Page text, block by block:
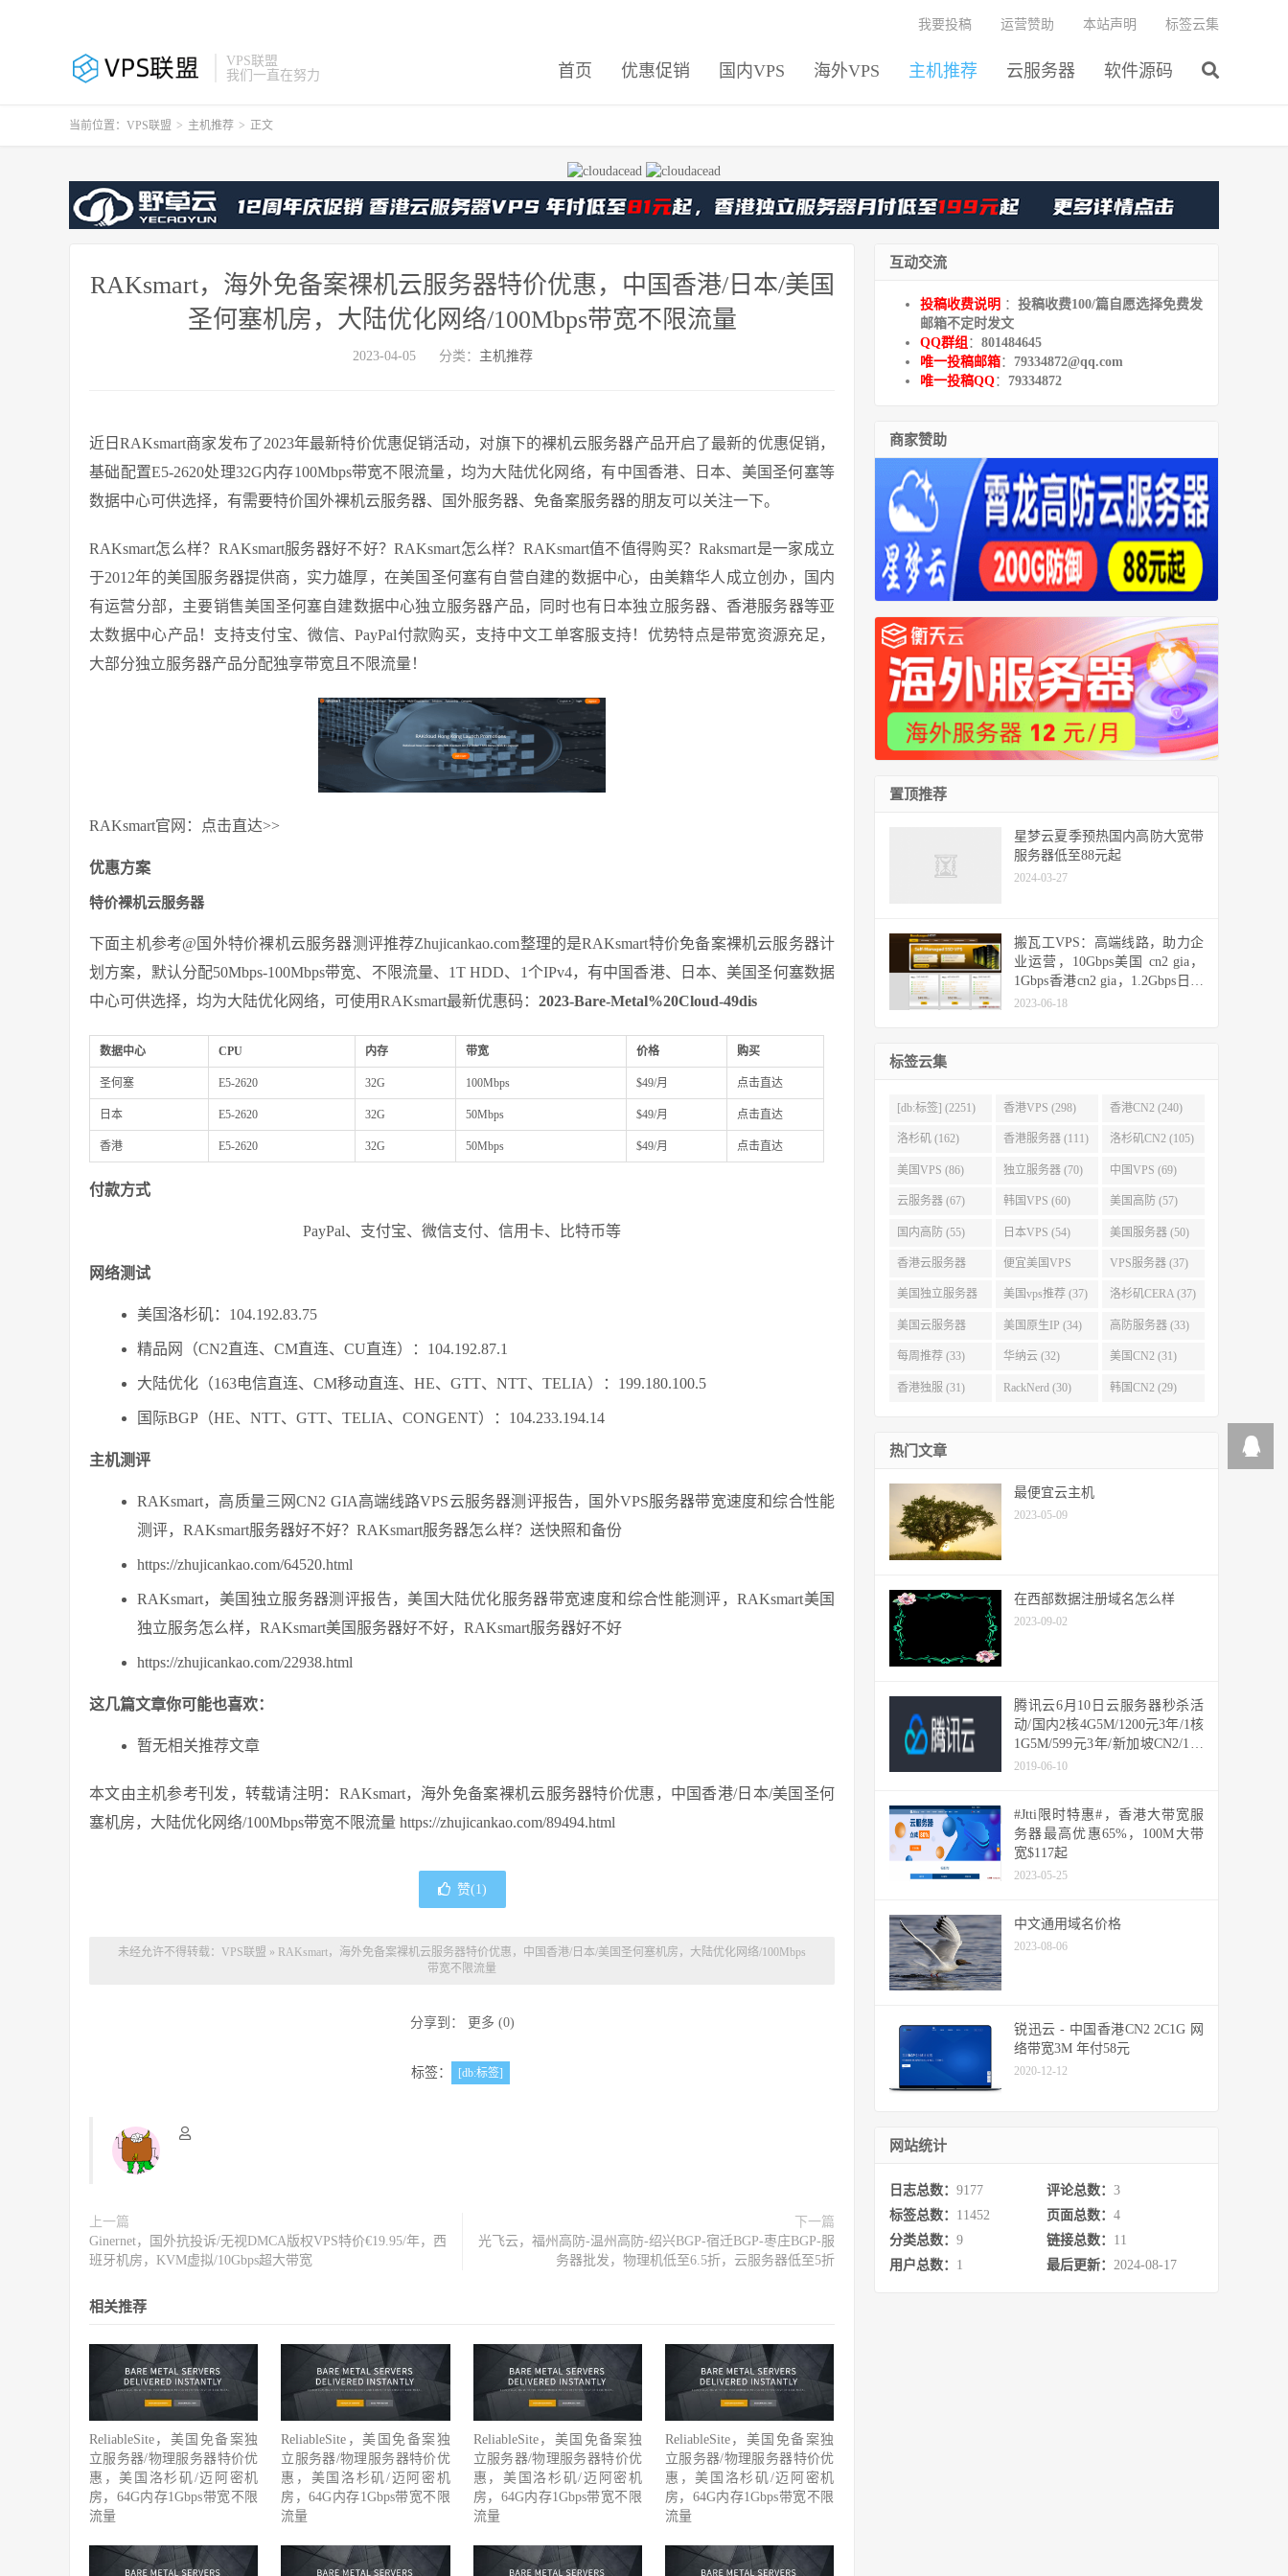
VPS联盟
我们一直在努力
首页 优惠促销 国内VPS 海外VPS 主机推荐 云服务器 软件源码
我要投稿 运营赞助 本站声明 标签云集
当前位置： VPS联盟 > 主机推荐 > 正文
RAKsmart，海外免备案裸机云服务器特价优惠，中国香港/日本/美国
圣何塞机房，大陆优化网络/100Mbps带宽不限流量
2023-04-05 分类： 主机推荐
近日RAKsmart商家发布了2023年最新特价优惠促销活动，对旗下的裸机云服务器产品开启了最新的优惠促销，
基础配置E5-2620处理32G内存100Mbps带宽不限流量，均为大陆优化网络，有中国香港、日本、美国圣何塞等
数据中心可供选择，有需要特价国外裸机云服务器、国外服务器、免备案服务器的朋友可以关注一下。
RAKsmart怎么样？RAKsmart服务器好不好？RAKsmart怎么样？RAKsmart值不值得购买？Raksmart是一家成立
于2012年的美国服务器提供商，实力雄厚，在美国圣何塞有自营自建的数据中心，由美籍华人成立创办，国内
有运营分部，主要销售美国圣何塞自建数据中心独立服务器产品，同时也有日本独立服务器、香港服务器等亚
太数据中心产品！支持支付宝、微信、PayPal付款购买，支持中文工单客服支持！优势特点是带宽资源充足，
大部分独立服务器产品分配独享带宽且不限流量！
RAKsmart官网：点击直达>>
优惠方案
特价裸机云服务器
下面主机参考@国外特价裸机云服务器测评推荐Zhujicankao.com整理的是RAKsmart特价免备案裸机云服务器计
划方案，默认分配50Mbps-100Mbps带宽、不限流量、1T HDD、1个IPv4，有中国香港、日本、美国圣何塞数据
中心可供选择，均为大陆优化网络，可使用RAKsmart最新优惠码： 2023-Bare-Metal%20Cloud-49dis
数据中心 CPU 内存 带宽 价格 购买
圣何塞 E5-2620 32G 100Mbps $49/月 点击直达
日本 E5-2620 32G 50Mbps $49/月 点击直达
香港 E5-2620 32G 50Mbps $49/月 点击直达
付款方式
PayPal、支付宝、微信支付、信用卡、比特币等
网络测试
美国洛杉矶：104.192.83.75
精品网（CN2直连、CM直连、CU直连）：104.192.87.1
大陆优化（163电信直连、CM移动直连、HE、GTT、NTT、TELIA）：199.180.100.5
国际BGP（HE、NTT、GTT、TELIA、CONGENT）：104.233.194.14
主机测评
RAKsmart，高质量三网CN2 GIA高端线路VPS云服务器测评报告，国外VPS服务器带宽速度和综合性能
测评，RAKsmart服务器好不好？RAKsmart服务器怎么样？送快照和备份
https://zhujicankao.com/64520.html
RAKsmart，美国独立服务器测评报告，美国大陆优化服务器带宽速度和综合性能测评，RAKsmart美国
独立服务怎么样，RAKsmart美国服务器好不好，RAKsmart服务器好不好
https://zhujicankao.com/22938.html
这几篇文章你可能也喜欢：
暂无相关推荐文章
本文由主机参考刊发，转载请注明：RAKsmart，海外免备案裸机云服务器特价优惠，中国香港/日本/美国圣何
塞机房，大陆优化网络/100Mbps带宽不限流量 https://zhujicankao.com/89494.html
赞(1 )
未经允许不得转载： VPS联盟 » RAKsmart，海外免备案裸机云服务器特价优惠，中国香港/日本/美国圣何塞机房，大陆优化网络/100Mbps
带宽不限流量
分享到： 更多 (0)
标签： [db:标签]
上一篇
Ginernet，国外抗投诉/无视DMCA版权VPS特价€19.95/年，西
班牙机房，KVM虚拟/10Gbps超大带宽
下一篇
光飞云，福州高防-温州高防-绍兴BGP-宿迁BGP-枣庄BGP-服
务器批发，物理机低至6.5折，云服务器低至5折
相关推荐
ReliableSite，美国免备案独
立服务器/物理服务器特价优
惠，美国洛杉矶/迈阿密机
房，64G内存1Gbps带宽不限
流量
ReliableSite，美国免备案独
立服务器/物理服务器特价优
惠，美国洛杉矶/迈阿密机
房，64G内存1Gbps带宽不限
流量
ReliableSite，美国免备案独
立服务器/物理服务器特价优
惠，美国洛杉矶/迈阿密机
房，64G内存1Gbps带宽不限
流量
ReliableSite，美国免备案独
立服务器/物理服务器特价优
惠，美国洛杉矶/迈阿密机
房，64G内存1Gbps带宽不限
流量
互动交流
投稿收费说明 ： 投稿收费100/篇自愿选择免费发
邮箱不定时发文
QQ群组 ： 801484645
唯一投稿邮箱： 79334872@qq.com
唯一投稿QQ： 79334872
商家赞助
置顶推荐
星梦云夏季预热国内高防大宽带
服务器低至88元起
2024-03-27
搬瓦工VPS：高端线路，助力企
业运营，10Gbps美国 cn2 gia，
1Gbps香港cn2 gia，1.2Gbps日本
cn2 gia，10Gbps日本软银
2023-06-18
标签云集
[db:标签] (2251) 香港VPS (298) 香港CN2 (240)
洛杉矶 (162) 香港服务器 (111) 洛杉矶CN2 (105)
美国VPS (86) 独立服务器 (70) 中国VPS (69)
云服务器 (67) 韩国VPS (60) 美国高防 (57)
国内高防 (55) 日本VPS (54) 美国服务器 (50)
香港云服务器
(40)
便宜美国VPS
(38)
VPS服务器 (37)
美国独立服务器
(37)
美国vps推荐 (37) 洛杉矶CERA (37)
美国云服务器
(34)
美国原生IP (34) 高防服务器 (33)
每周推荐 (33) 华纳云 (32) 美国CN2 (31)
香港独服 (31) RackNerd (30) 韩国CN2 (29)
热门文章
最便宜云主机
2023-05-09
在西部数据注册域名怎么样
2023-09-02
腾讯云6月10日云服务器秒杀活
动/国内2核4G5M/1200元3年/1核
1G5M/599元3年/新加坡CN2/1核
2G1M/299元1年（文末有腾讯云
2019-06-10
#Jtti限时特惠#，香港大带宽服
务器最高优惠65%，100M大带
宽$117起
2023-05-25
中文通用域名价格
2023-08-06
锐迅云 - 中国香港CN2 2C1G 网
络带宽3M 年付58元
2020-12-12
网站统计
日志总数： 9177 评论总数： 3
标签总数： 11452 页面总数： 4
分类总数： 9 链接总数： 11
用户总数： 1 最后更新： 2024-08-17